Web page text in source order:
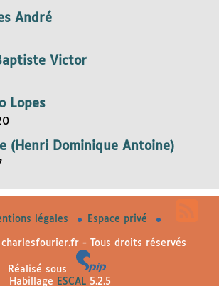
André
Victor
Lopes
(Henri Dominique Antoine)
légales Espace privé
- Tous droits réservés
Réalisé sous
Habillage
ESCAL5.2.5